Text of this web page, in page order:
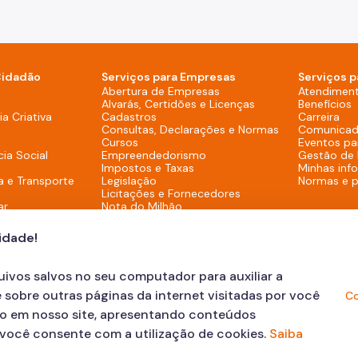
(Rodapé - Desktop)
Criativa
Social
e Transporte
Serviços para Empresas
Abertura de Empresas
Alvarás, Certidões e Licenças
Cadastros
Consultas, Declarações e Normas
Cursos
Empreendedorismo
Impostos e Taxas
Legislação
Licitações e Fornecedores
Nota do Milhão
Serviços
Benefícios
Carreira
Eventos
Gestão de
Minhas
Normas e
sua Solicitação
salvos no seu computador para auxiliar a
outras páginas da internet visitadas por você
em nosso site, apresentando conteúdos
consente com a utilização de cookies. Saiba